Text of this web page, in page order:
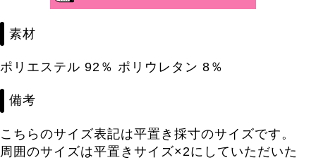
素材
ポリエステル 92％ ポリウレタン 8％
備考
こちらのサイズ表記は平置き採寸のサイズです。
周囲のサイズは平置きサイズ×2にしていただいた